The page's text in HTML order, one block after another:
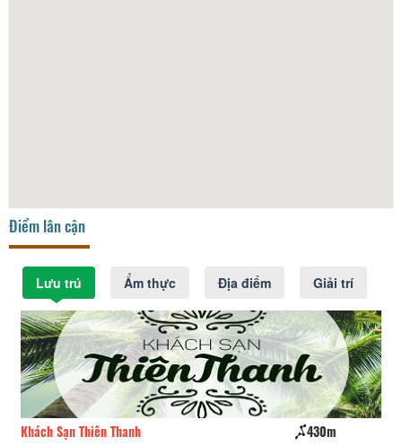
Điểm lân cận
Lưu trú Ẩm thực Địa điểm Giải trí
Khách Sạn Thiên Thanh 430m